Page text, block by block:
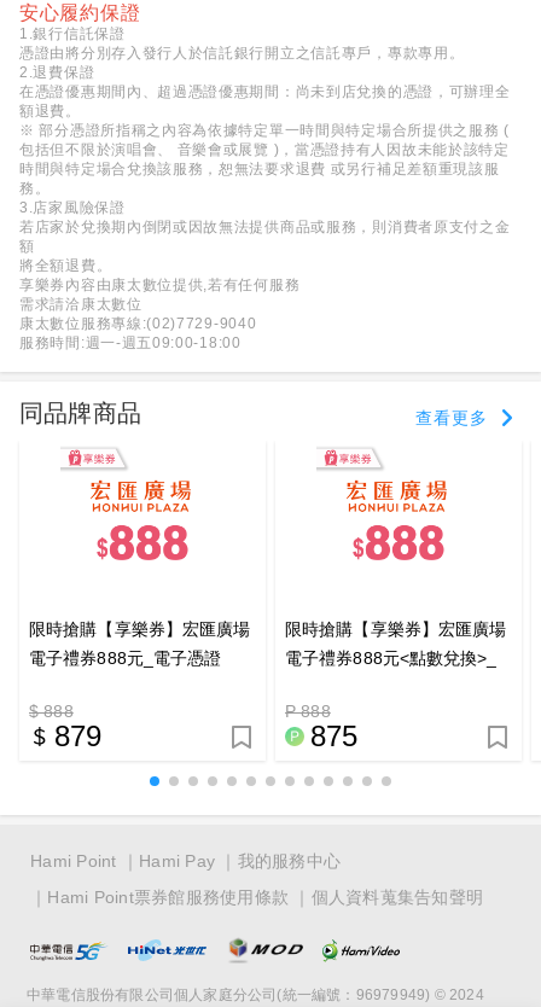
安心履約保證
1.銀行信託保證
憑證由將分別存入發行人於信託銀行開立之信託專戶，專款專用。
2.退費保證
在憑證優惠期間內、超過憑證優惠期間：尚未到店兌換的憑證，可辦理全
額退費。
※ 部分憑證所指稱之內容為依據特定單一時間與特定場合所提供之服務 (
包括但不限於演唱會、 音樂會或展覽 )，當憑證持有人因故未能於該特定
時間與特定場合兌換該服務，恕無法要求退費 或另行補足差額重現該服
務。
3.店家風險保證
若店家於兌換期內倒閉或因故無法提供商品或服務，則消費者原支付之金
額
將全額退費。
享樂券內容由康太數位提供,若有任何服務
需求請洽康太數位
康太數位服務專線:(02)7729-9040
服務時間:週一-週五09:00-18:00
同品牌商品 查看更多
限時搶購【享樂券】宏匯廣場
電子禮券888元_電子憑證
$ 888
879
限時搶購【享樂券】宏匯廣場
電子禮券888元<點數兌換>_
P 888
875
Hami Point Hami Pay
我的服務中心
Hami Point票券館服務使用條款
個人資料蒐集告知聲明
中華電信股份有限公司個人家庭分公司(統一編號：96979949) © 2024